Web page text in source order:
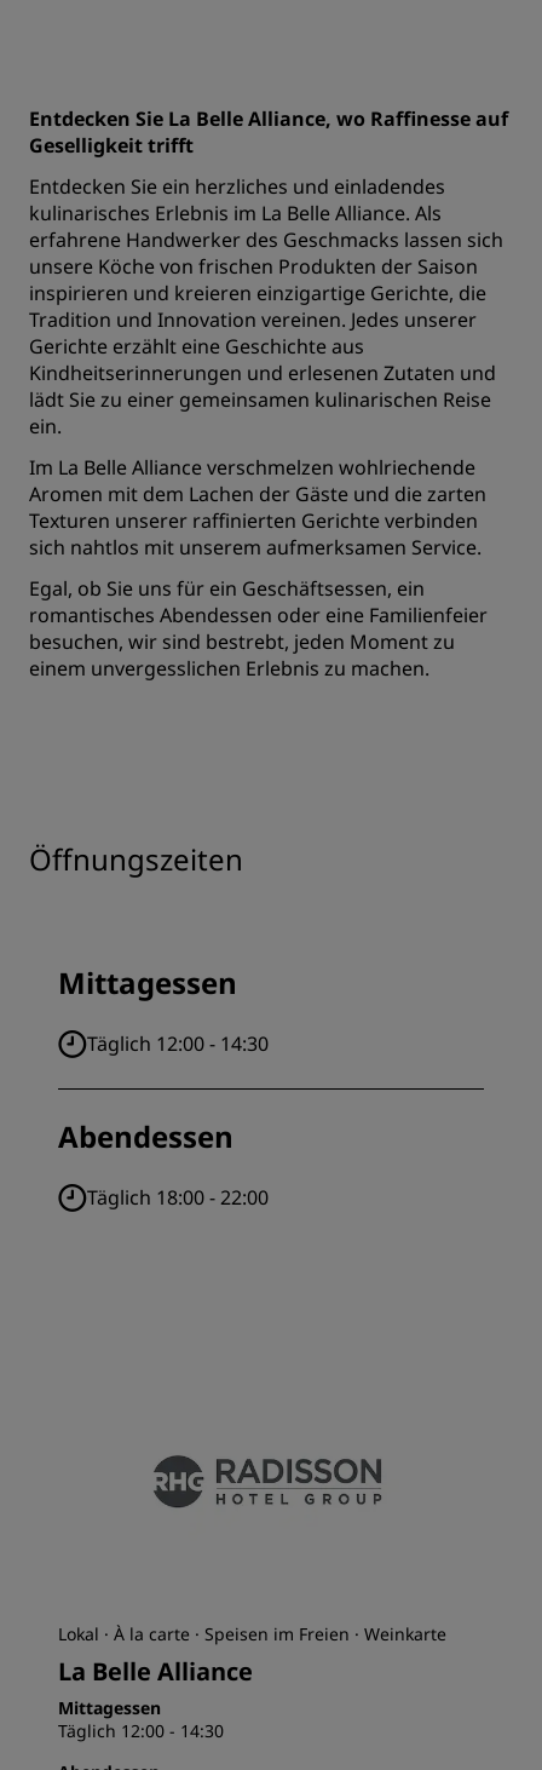
Entdecken Sie La Belle Alliance, wo Raffinesse auf
Geselligkeit trifft
Entdecken Sie ein herzliches und einladendes
kulinarisches Erlebnis im La Belle Alliance. Als
erfahrene Handwerker des Geschmacks lassen sich
unsere Köche von frischen Produkten der Saison
inspirieren und kreieren einzigartige Gerichte, die
Tradition und Innovation vereinen. Jedes unserer
Gerichte erzählt eine Geschichte aus
Kindheitserinnerungen und erlesenen Zutaten und
lädt Sie zu einer gemeinsamen kulinarischen Reise
ein.
Im La Belle Alliance verschmelzen wohlriechende
Aromen mit dem Lachen der Gäste und die zarten
Texturen unserer raffinierten Gerichte verbinden
sich nahtlos mit unserem aufmerksamen Service.
Egal, ob Sie uns für ein Geschäftsessen, ein
romantisches Abendessen oder eine Familienfeier
besuchen, wir sind bestrebt, jeden Moment zu
einem unvergesslichen Erlebnis zu machen.
Öffnungszeiten
Mittagessen
Täglich 12:00 - 14:30
Abendessen
Täglich 18:00 - 22:00
Lokal · À la carte · Speisen im Freien · Weinkarte
La Belle Alliance
Mittagessen
Täglich 12:00 - 14:30